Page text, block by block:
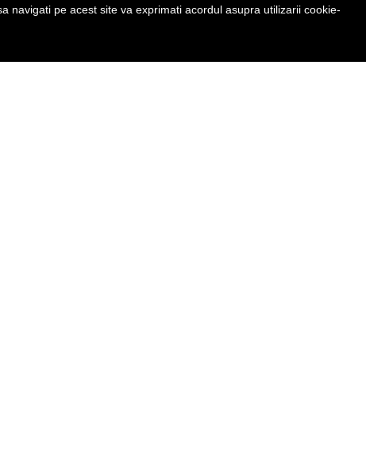
navigati pe acest site va exprimati acordul asupra utilizarii cookie-